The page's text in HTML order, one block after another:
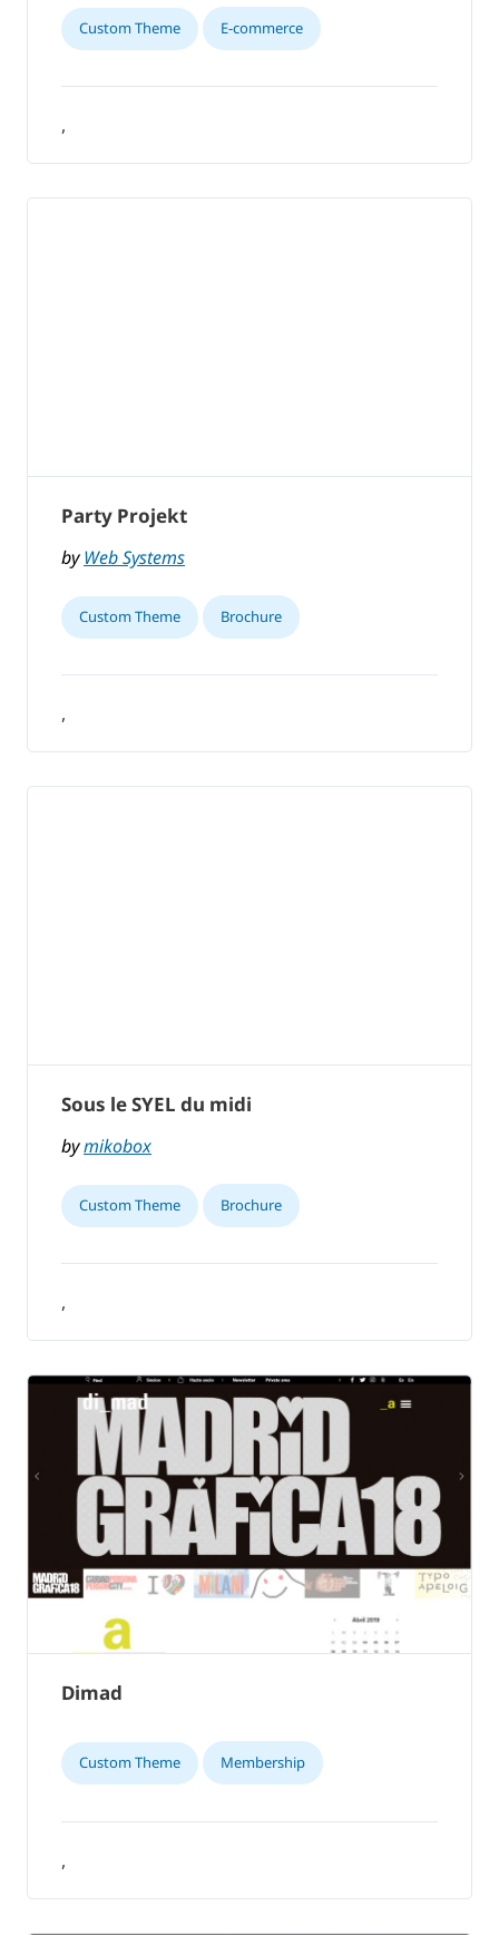
Custom Theme E-commerce
,
Party Projekt
byWeb Systems
Custom Theme Brochure
,
Sous le SYEL du midi
bymikobox
Custom Theme Brochure
,
Dimad
Custom Theme Membership
,